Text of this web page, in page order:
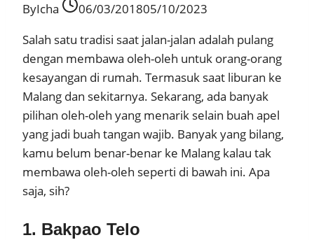
ByIcha 06/03/201805/10/2023
Salah satu tradisi saat jalan-jalan adalah pulang
dengan membawa oleh-oleh untuk orang-orang
kesayangan di rumah. Termasuk saat liburan ke
Malang dan sekitarnya. Sekarang, ada banyak
pilihan oleh-oleh yang menarik selain buah apel
yang jadi buah tangan wajib. Banyak yang bilang,
kamu belum benar-benar ke Malang kalau tak
membawa oleh-oleh seperti di bawah ini. Apa
saja, sih?
1. Bakpao Telo